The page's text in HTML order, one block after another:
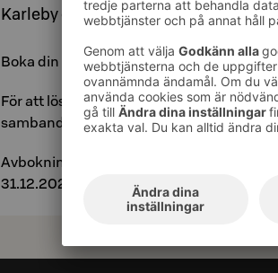
Karleby och Vasa under hela år 2026!
Boka din övernattning på sokoshotels.fi
För att lösa in erbjudandet krävs
samband med bokningen.
Avbokning senast kl. 18 på
31.12.2026, begränsat antal rum!